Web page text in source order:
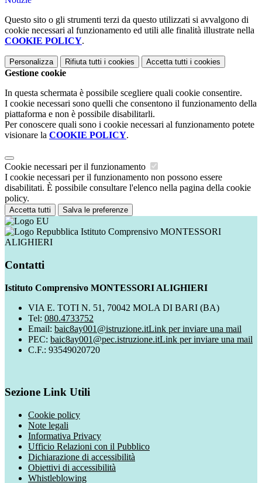
Questo sito o gli strumenti terzi da questo utilizzati si avvalgono di
cookie necessari al funzionamento ed utili alle finalità illustrate nella
COOKIE POLICY.
Personalizza Rifiuta tutti i cookies Accetta tutti i cookies
Gestione cookie
In questa schermata è possibile scegliere quali cookie consentire.
I cookie necessari sono quelli che consentono il funzionamento della
piattaforma e non è possibile disabilitarli.
Per conoscere quali sono i cookie necessari al funzionamento potete
visionare la COOKIE POLICY.
Cookie necessari per il funzionamento
I cookie necessari per il funzionamento non possono essere
disabilitati. È possibile consultare l'elenco nella pagina della cookie
policy.
Accetta tutti Salva le preferenze
Istituto Comprensivo MONTESSORI
ALIGHIERI
Contatti
Istituto Comprensivo MONTESSORI ALIGHIERI
VIA E. TOTI N. 51, 70042 MOLA DI BARI (BA)
Tel: 080.4733752
Email: baic8ay001@istruzione.itLink per inviare una mail
PEC: baic8ay001@pec.istruzione.itLink per inviare una mail
C.F.: 93549020720
Sezione Link Utili
Cookie policy
Note legali
Informativa Privacy
Ufficio Relazioni con il Pubblico
Dichiarazione di accessibilità
Obiettivi di accessibilità
Whistleblowing